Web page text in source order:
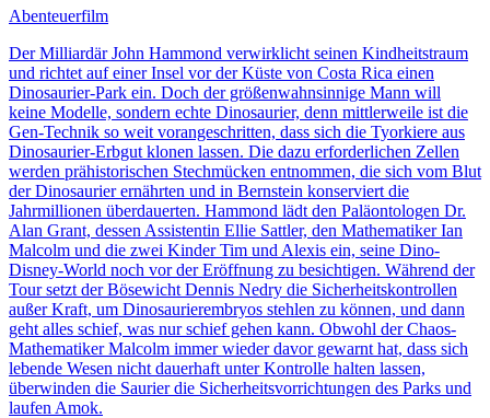
Abenteuerfilm
Der Milliardär John Hammond verwirklicht seinen Kindheitstraum
und richtet auf einer Insel vor der Küste von Costa Rica einen
Dinosaurier-Park ein. Doch der größenwahnsinnige Mann will
keine Modelle, sondern echte Dinosaurier, denn mittlerweile ist die
Gen-Technik so weit vorangeschritten, dass sich die Tyorkiere aus
Dinosaurier-Erbgut klonen lassen. Die dazu erforderlichen Zellen
werden prähistorischen Stechmücken entnommen, die sich vom Blut
der Dinosaurier ernährten und in Bernstein konserviert die
Jahrmillionen überdauerten. Hammond lädt den Paläontologen Dr.
Alan Grant, dessen Assistentin Ellie Sattler, den Mathematiker Ian
Malcolm und die zwei Kinder Tim und Alexis ein, seine Dino-
Disney-World noch vor der Eröffnung zu besichtigen. Während der
Tour setzt der Bösewicht Dennis Nedry die Sicherheitskontrollen
außer Kraft, um Dinosaurierembryos stehlen zu können, und dann
geht alles schief, was nur schief gehen kann. Obwohl der Chaos-
Mathematiker Malcolm immer wieder davor gewarnt hat, dass sich
lebende Wesen nicht dauerhaft unter Kontrolle halten lassen,
überwinden die Saurier die Sicherheitsvorrichtungen des Parks und
laufen Amok.